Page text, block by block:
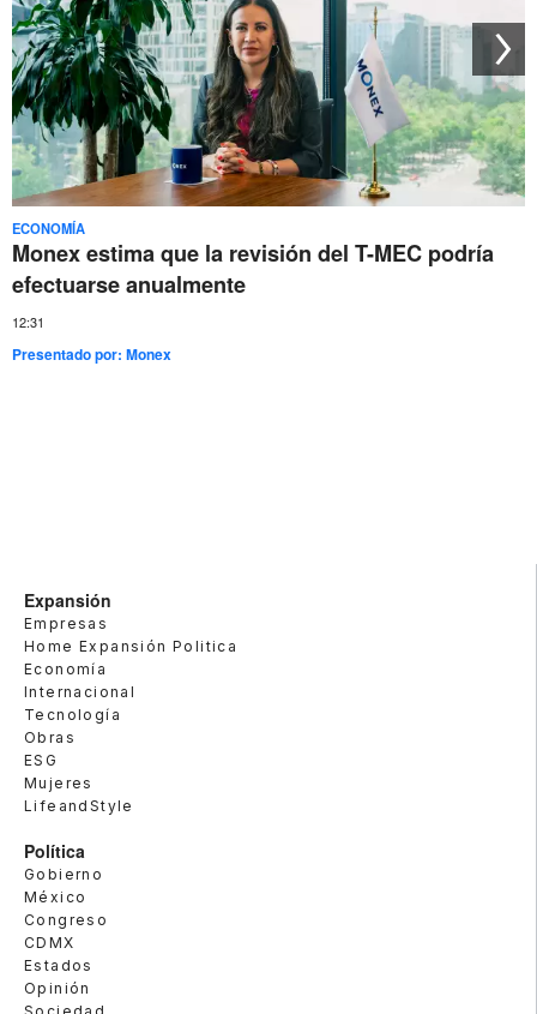
ECONOMÍA
Monex estima que la revisión del T-MEC podría
efectuarse anualmente
12:31
Presentado por:Monex
Expansión
Empresas
Home Expansión Politica
Economía
Internacional
Tecnología
Obras
ESG
Mujeres
LifeandStyle
Política
Gobierno
México
Congreso
CDMX
Estados
Opinión